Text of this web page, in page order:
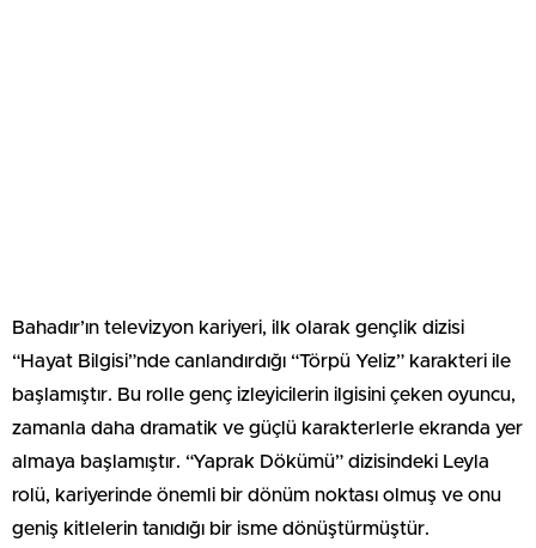
Bahadır’ın televizyon kariyeri, ilk olarak gençlik dizisi
“Hayat Bilgisi”nde canlandırdığı “Törpü Yeliz” karakteri ile
başlamıştır. Bu rolle genç izleyicilerin ilgisini çeken oyuncu,
zamanla daha dramatik ve güçlü karakterlerle ekranda yer
almaya başlamıştır. “Yaprak Dökümü” dizisindeki Leyla
rolü, kariyerinde önemli bir dönüm noktası olmuş ve onu
geniş kitlelerin tanıdığı bir isme dönüştürmüştür.